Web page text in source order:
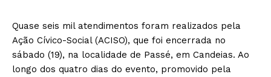
Quase seis mil atendimentos foram realizados pela
Ação Cívico-Social (ACISO), que foi encerrada no
sábado (19), na localidade de Passé, em Candeias. Ao
longo dos quatro dias do evento, promovido pela